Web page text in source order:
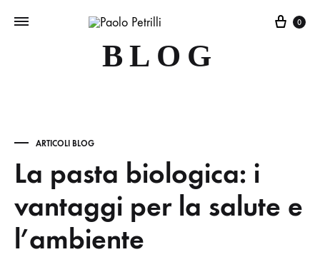
0
BLOG
ARTICOLI BLOG
La pasta biologica: i
vantaggi per la salute e
l’ambiente